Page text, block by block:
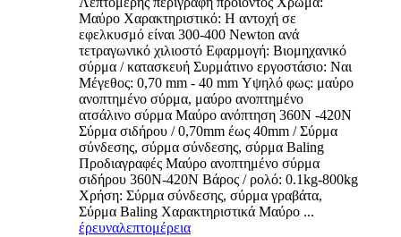
Μαύρο Χαρακτηριστικό: Η αντοχή σε
εφελκυσμό είναι 300-400 Newton ανά
τετραγωνικό χιλιοστό Εφαρμογή: Βιομηχανικό
σύρμα / κατασκευή Συρμάτινο εργοστάσιο: Ναι
Μέγεθος: 0,70 mm - 40 mm Υψηλό φως: μαύρο
ανοπτημένο σύρμα, μαύρο ανοπτημένο
ατσάλινο σύρμα Μαύρο ανόπτηση 360N -420N
Σύρμα σιδήρου / 0,70mm έως 40mm / Σύρμα
σύνδεσης, σύρμα σύνδεσης, σύρμα Baling
Προδιαγραφές Μαύρο ανοπτημένο σύρμα
σιδήρου 360N-420N Βάρος / ρολό: 0.1kg-800kg
Χρήση: Σύρμα σύνδεσης, σύρμα γραβάτα,
Σύρμα Baling Χαρακτηριστικά Μαύρο ...
έρευναλεπτομέρεια